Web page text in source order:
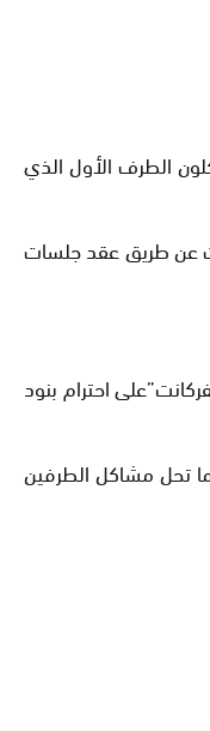
الطرف الأول الذي
عن طريق عقد جلسات
احترام بنود
تحل مشاكل الطرفين